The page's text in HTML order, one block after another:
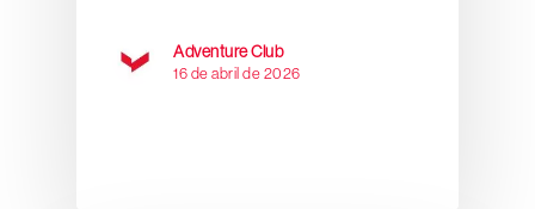
Adventure Club
16 de abril de 2026